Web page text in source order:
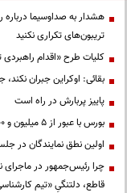
هشدار به صداوسیما درباره
تریبون‌های تکراری نکنید
کلیات طرح «اقدام
بقائی: اوکراین جبران
پاییز پربارش در راه است
بورس با عبور از ۵ میلیون و ۶۰۰ هزار باز هم رکورد تاریخی زد
اولین نطق نمایندگان در
چرا رئیس‌جمهور در ماجرای
قاطع، دلتنگیِ «تیم